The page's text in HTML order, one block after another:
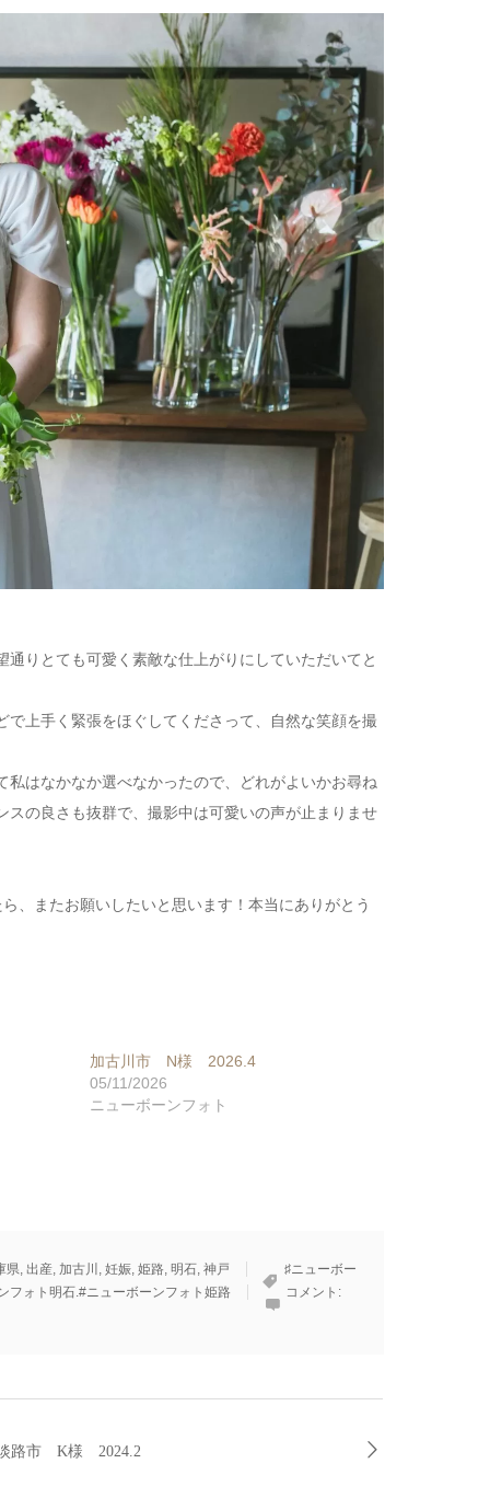
りとても可愛く素敵な仕上がりにしていただいてと
上手く緊張をほぐしてくださって、自然な笑顔を撮
はなかなか選べなかったので、どれがよいかお尋ね
の良さも抜群で、撮影中は可愛いの声が止まりませ
、またお願いしたいと思います！本当にありがとう
加古川市 N様 2026.4
05/11/2026
ニューボーンフォト
県,出産, 加古川 ,妊娠,姫路,明石,神戸
♯ニューボー
フォト明石.#ニューボーンフォト姫路
コメント:
路市 K様 2024.2